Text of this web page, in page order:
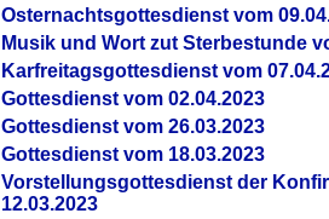
Osternachtsgottesdienst vom
Musik und Wort zut Sterbestunde
Karfreitagsgottesdienst vom
Gottesdienst vom 02.04.2023
Gottesdienst vom 26.03.2023
Gottesdienst vom 18.03.2023
Vorstellungsgottesdienst der
12.03.2023